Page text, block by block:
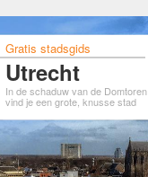
Gratis stadsgids
Utrecht
In de schaduw van de Domtoren
vind je een grote, knusse stad